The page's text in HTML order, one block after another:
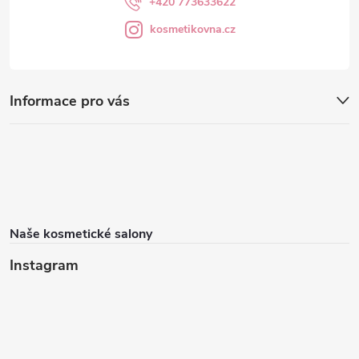
Informace pro vás
Naše kosmetické salony
Instagram
kosmetikovna.cz